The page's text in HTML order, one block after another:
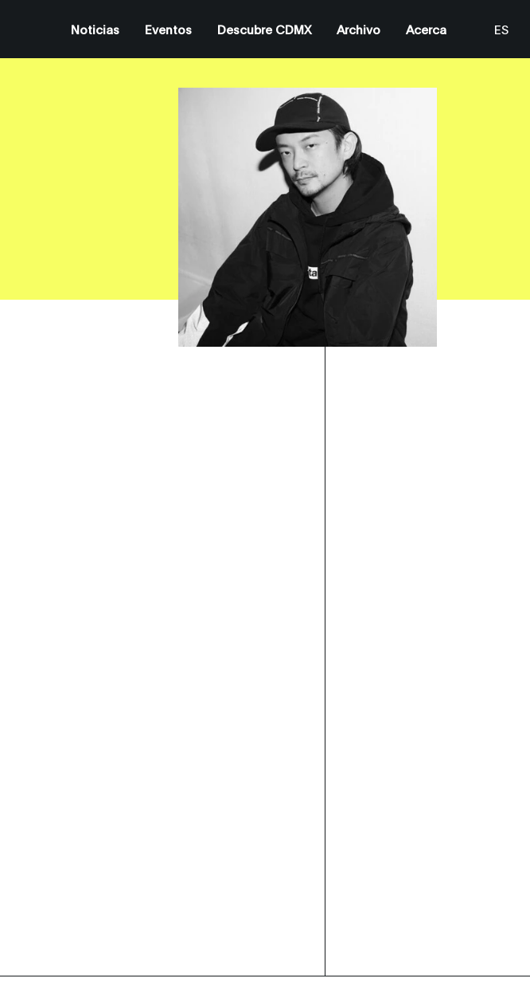
Noticias Eventos Descubre CDMX Archivo Acerca
ES